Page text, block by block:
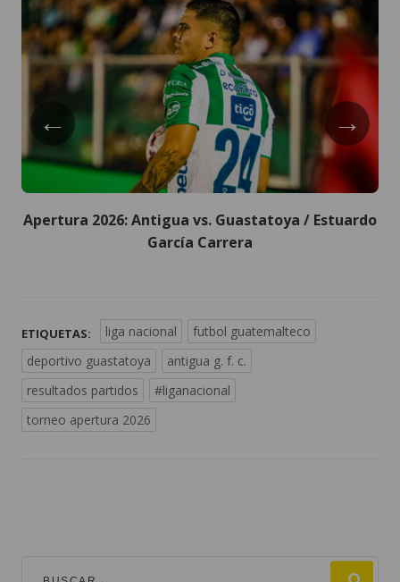
←
Apertura 2026: Antigua vs. Guastatoya / Estuardo
García Carrera
→
ETIQUETAS: liga nacional
futbol guatemalteco
deportivo guastatoya
antigua g. f. c.
resultados partidos
#liganacional
torneo apertura 2026